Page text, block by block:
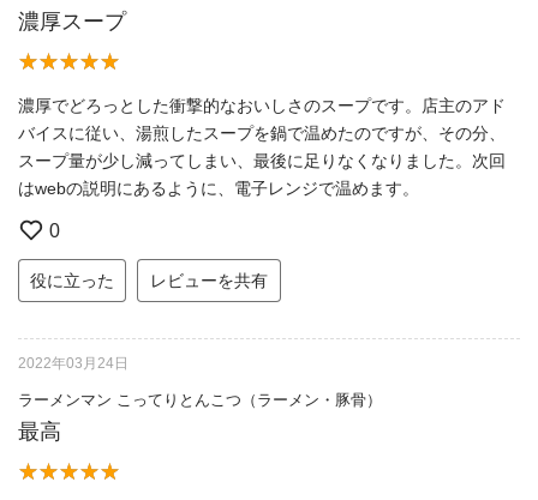
濃厚スープ
濃厚でどろっとした衝撃的なおいしさのスープです。店主のアド
バイスに従い、湯煎したスープを鍋で温めたのですが、その分、
スープ量が少し減ってしまい、最後に足りなくなりました。次回
はwebの説明にあるように、電子レンジで温めます。
0
役に立った レビューを共有
2022年03月24日
ラーメンマン こってりとんこつ（ラーメン・豚骨）
最高